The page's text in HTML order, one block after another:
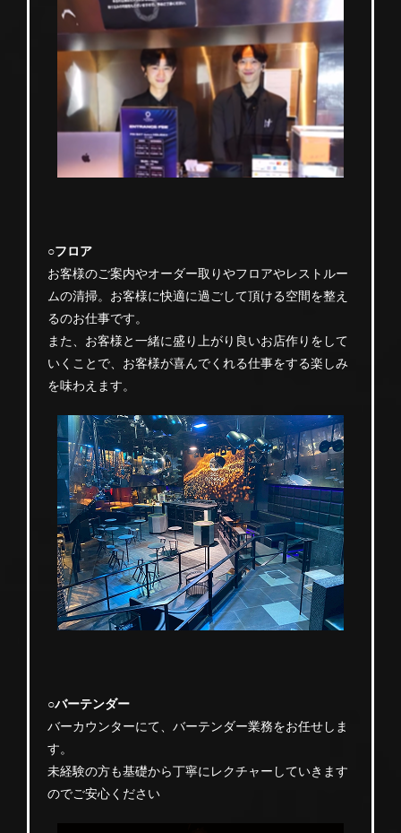
○フロア
お客様のご案内やオーダー取りやフロアやレストルー
ムの清掃。お客様に快適に過ごして頂ける空間を整え
るのお仕事です。
また、お客様と一緒に盛り上がり良いお店作りをして
いくことで、お客様が喜んでくれる仕事をする楽しみ
を味わえます。
○バーテンダー
バーカウンターにて、バーテンダー業務をお任せしま
す。
未経験の方も基礎から丁寧にレクチャーしていきます
のでご安心ください